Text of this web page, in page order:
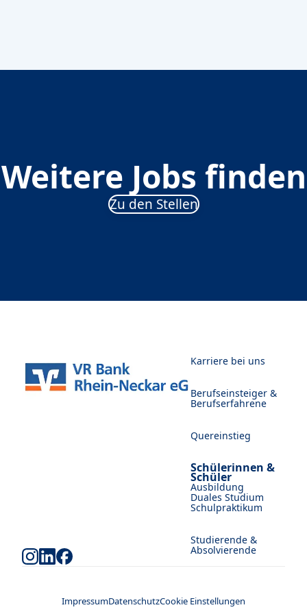
Weitere Jobs finden
Zu den Stellen
Karriere bei uns
Berufseinsteiger &
Berufserfahrene
Quereinstieg
Schülerinnen &
Schüler
Ausbildung
Duales Studium
Schulpraktikum
Studierende &
Absolvierende
ImpressumDatenschutzCookie Einstellungen